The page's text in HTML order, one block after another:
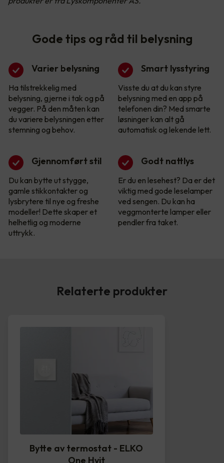
Gode tips og råd til belysning
Varier belysning
Ha tilstrekkelig med
belysning, gjerne i tak og på
vegger. På den måten kan
du variere belysningen etter
stemning og behov.
Smart lysstyring
Visste du at du kan styre
belysning med en app på
telefonen din? Med smarte
løsninger kan alt gå
automatisk og lekende lett.
Gjennomført stil
Du kan bytte ut stygge,
gamle stikkontakter og
lysbrytere til nye og freshe
modeller! Dette skaper et
helhetlig og moderne
uttrykk.
Godt nattlys
Er du en lesehest? Da er det
viktig med gode leselamper
ved sengen. Du kan ha
veggmonterte lamper eller
pendler fra taket.
Relaterte produkter
Bytte av termostat - ELKO
One Hvit